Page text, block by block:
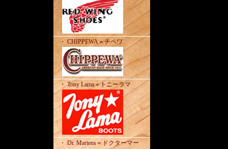
・ CHIPPEWA＝チペワ
・ Tony Lama＝トニーラマ
・ Dr. Martens＝ドクターマー